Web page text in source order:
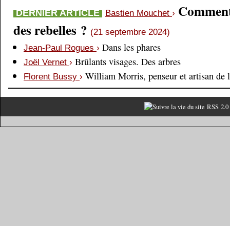
DERNIER ARTICLE Bastien Mouchet ›
des rebelles ? (21 septembre 2024)
Jean-Paul Rogues › Dans les phares
Joël Vernet › Brûlants visages. Des arbres
Florent Bussy › William Morris, penseur et artisan de
RSS 2.0